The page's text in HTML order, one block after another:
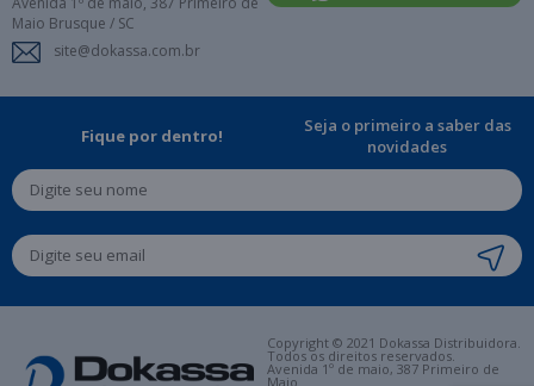
Maio Brusque / SC
site@dokassa.com.br
Fique por dentro!
Seja o primeiro a saber das
novidades
Copyright © 2021 Dokassa Distribuidora.
Todos os direitos reservados.
Avenida 1º de maio, 387 Primeiro de
Maio